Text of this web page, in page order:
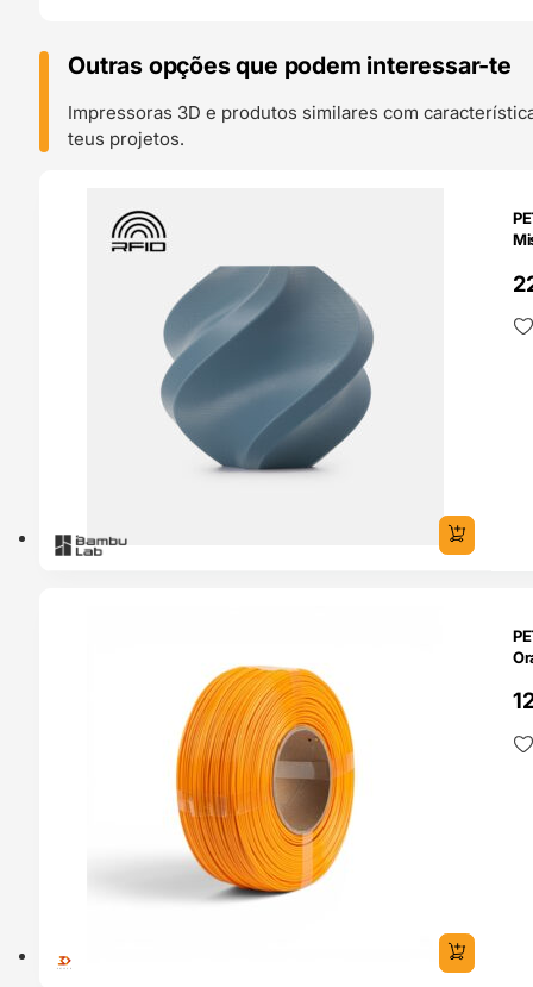
Outras opções que podem interessar-te
Impressoras 3D e produtos similares com
teus projetos.